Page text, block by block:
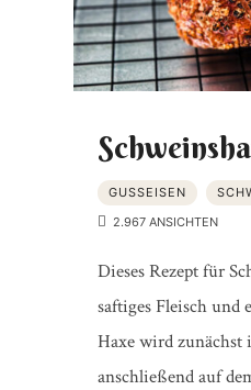
GUSSEISEN
2.967 ANSICHTEN
Dieses Rezept für
saftiges Fleisch und
Haxe wird zunächst
anschließend auf